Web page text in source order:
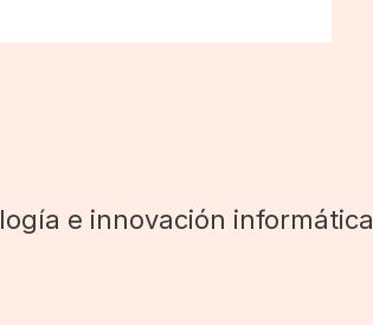
e innovación informática